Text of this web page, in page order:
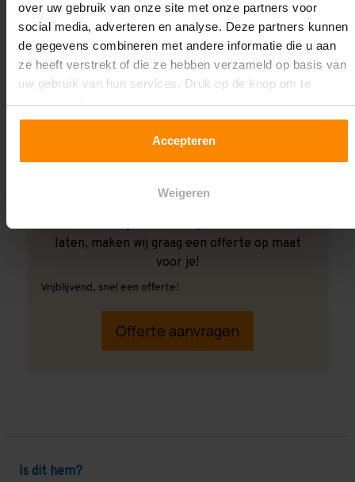
over uw gebruik van onze site met onze partners voor
social media, adverteren en analyse. Deze partners kunnen
de gegevens combineren met andere informatie die u aan
ze heeft verstrekt of die ze hebben verzameld op basis van
uw gebruik van hun services. Druk op de knop om te
accepteren!
Accepteren
Weigeren
Ook wanneer je de montage aan ons over wilt
laten, maken wij graag een offerte op maat
voor je!
Vrijblijvend, snel een offerte!
Offerte aanvragen
Is dit hem?